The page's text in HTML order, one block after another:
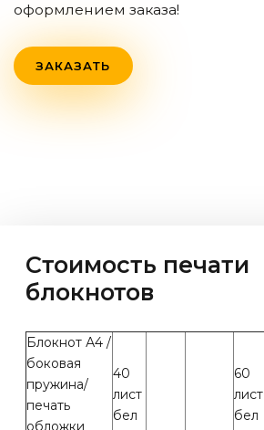
оформлением заказа!
ЗАКАЗАТЬ
Стоимость печати
блокнотов
Блокнот А4 /
боковая
пружина/
печать
обложки
40
лист
бел
60
лист
бел